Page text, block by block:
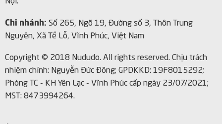
Chi nhánh: Số 265, Ngõ 19, Đường số 3, Thôn Trung
Nguyên, Xã Tề Lỗ, Vĩnh Phúc, Việt Nam
Copyright © 2018 Nududo. All rights reserved. Chịu trách
nhiệm chính: Nguyễn Đức Đông; GPDKKD: 19F8015292;
Phòng TC - KH Yên Lạc - Vĩnh Phúc cấp ngày 23/07/2021;
MST: 8473994264.